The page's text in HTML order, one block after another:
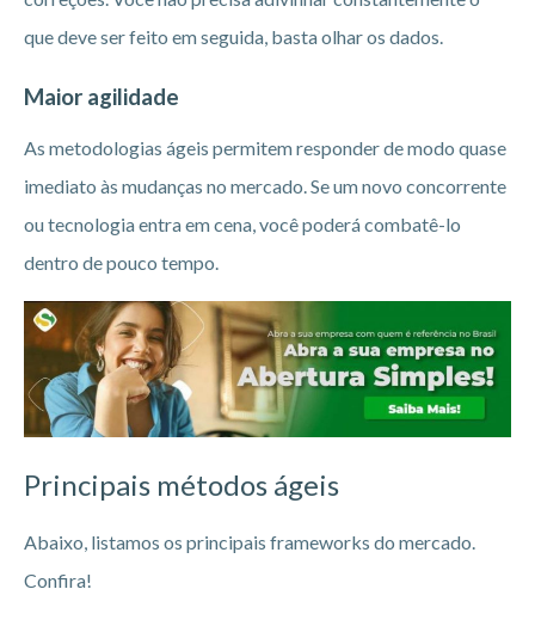
que deve ser feito em seguida, basta olhar os dados.
Maior agilidade
As metodologias ágeis permitem responder de modo quase
imediato às mudanças no mercado. Se um novo concorrente
ou tecnologia entra em cena, você poderá combatê-lo
dentro de pouco tempo.
Principais métodos ágeis
Abaixo, listamos os principais frameworks do mercado.
Confira!